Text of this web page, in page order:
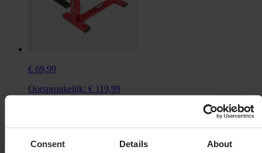
Consent Details About
€ 69,99
Oorspronkelijk: € 119,99